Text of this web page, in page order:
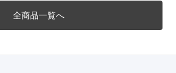
全商品一覧へ